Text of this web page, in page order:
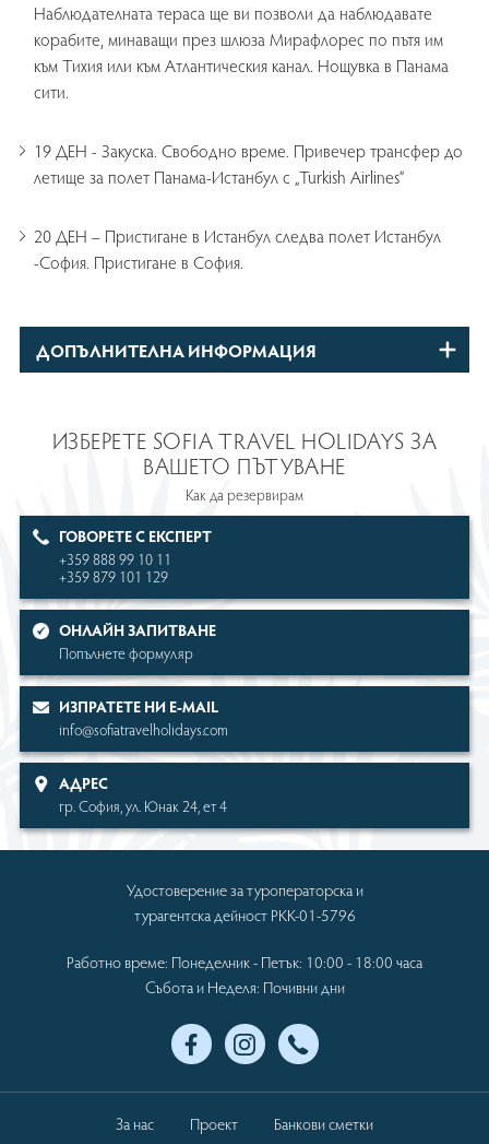
Наблюдателната тераса ще ви позволи да наблюдавате
корабите, минаващи през шлюза Мирафлорес по пътя им
към Тихия или към Атлантическия канал. Нощувка в Панама
сити.
19 ДЕН - Закуска. Свободно време. Привечер трансфер до
летище за полет Панама-Истанбул с „Turkish Airlines”
20 ДЕН – Пристигане в Истанбул следва полет Истанбул
-София. Пристигане в София.
ДОПЪЛНИТЕЛНА ИНФОРМАЦИЯ
ИЗБЕРЕТЕ SOFIA TRAVEL HOLIDAYS ЗА
ВАШЕТО ПЪТУВАНЕ
Как да резервирам
ГОВОРЕТЕ С ЕКСПЕРТ
+359 888 99 10 11
+359 879 101 129
OНЛАЙН ЗАПИТВАНЕ
Попълнете формуляр
ИЗПРАТЕТЕ НИ Е-MAIL
info@sofiatravelholidays.com
АДРЕС
гр. София, ул. Юнак 24, ет 4
Удостоверение за туроператорска и
турагентска дейност РКК-01-5796
Работно време: Понеделник - Петък: 10:00 - 18:00 часа
Събота и Неделя: Почивни дни
За нас Проект
Банкови сметки